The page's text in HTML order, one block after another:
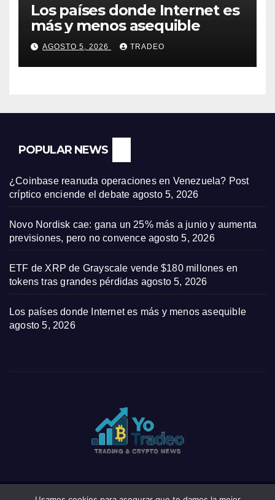
Los países donde Internet es
más y menos asequible
AGOSTO 5, 2026 TRADEO
POPULAR NEWS
¿Coinbase reanuda operaciones en Venezuela? Post
críptico enciende el debate agosto 5, 2026
Novo Nordisk cae: gana un 25% más a junio y aumenta
previsiones, pero no convence agosto 5, 2026
ETF de XRP de Grayscale vende $180 millones en
tokens tras grandes pérdidas agosto 5, 2026
Los países donde Internet es más y menos asequible
agosto 5, 2026